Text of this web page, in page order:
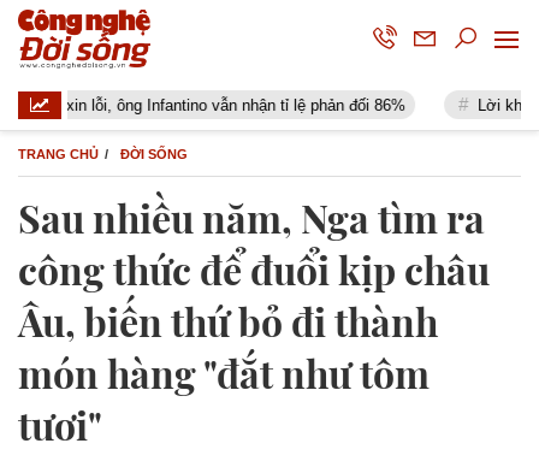
xin lỗi, ông Infantino vẫn nhận tỉ lệ phản đối 86% Lời khuyên
TRANG CHỦ ĐỜI SỐNG
Sau nhiều năm, Nga tìm ra
công thức để đuổi kịp châu
Âu, biến thứ bỏ đi thành
món hàng "đắt như tôm
tươi"